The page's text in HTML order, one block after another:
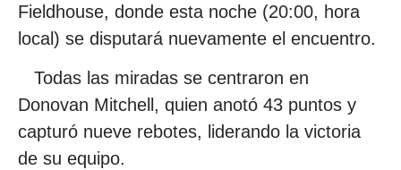
Fieldhouse, donde esta noche (20:00, hora
local) se disputará nuevamente el encuentro.
Todas las miradas se centraron en
Donovan Mitchell, quien anotó 43 puntos y
capturó nueve rebotes, liderando la victoria
de su equipo.